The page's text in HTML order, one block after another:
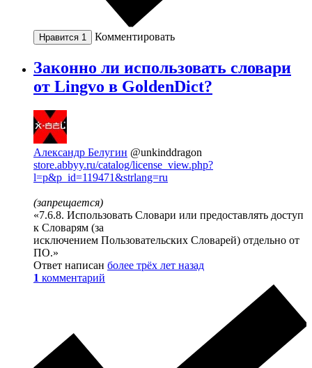
Нравится 1 Комментировать
Законно ли использовать словари
от Lingvo в GoldenDict?
Александр Белугин @unkinddragon
store.abbyy.ru/catalog/license_view.php?
l=p&p_id=119471&strlang=ru
(запрещается)
«7.6.8. Использовать Словари или предоставлять доступ
к Словарям (за
исключением Пользовательских Словарей) отдельно от
ПО.»
Ответ написан более трёх лет назад
1 комментарий